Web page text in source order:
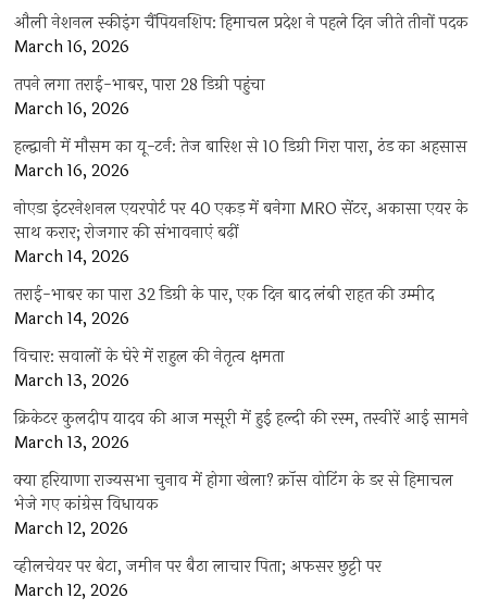
औली नेशनल स्कीइंग चैंपियनशिप: हिमाचल प्रदेश ने पहले दिन जीते तीनों पदक
March 16, 2026
तपने लगा तराई-भाबर, पारा 28 डिग्री पहुंचा
March 16, 2026
हल्द्वानी में मौसम का यू-टर्न: तेज बारिश से 10 डिग्री गिरा पारा, ठंड का अहसास
March 16, 2026
नोएडा इंटरनेशनल एयरपोर्ट पर 40 एकड़ में बनेगा MRO सेंटर, अकासा एयर के
साथ करार; रोजगार की संभावनाएं बढ़ीं
March 14, 2026
तराई-भाबर का पारा 32 डिग्री के पार, एक दिन बाद लंबी राहत की उम्मीद
March 14, 2026
विचार: सवालों के घेरे में राहुल की नेतृत्व क्षमता
March 13, 2026
क्रिकेटर कुलदीप यादव की आज मसूरी में हुई हल्दी की रस्म, तस्वीरें आई सामने
March 13, 2026
क्या हरियाणा राज्यसभा चुनाव में होगा खेला? क्रॉस वोटिंग के डर से हिमाचल
भेजे गए कांग्रेस विधायक
March 12, 2026
व्हीलचेयर पर बेटा, जमीन पर बैठा लाचार पिता; अफसर छुट्टी पर
March 12, 2026